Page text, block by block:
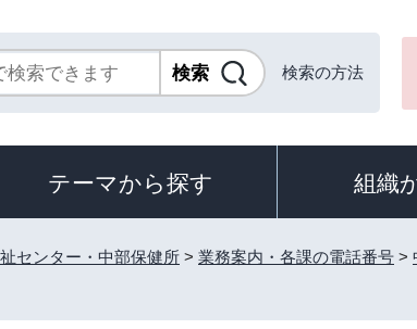
検索の方法
テーマから探す 組織
センター・中部保健所 > 業務案内・各課の電話番号 >